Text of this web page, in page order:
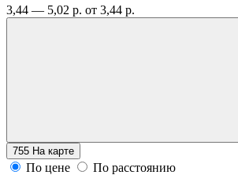
3,44 — 5,02 р. от 3,44 р.
755 На карте
По цене
По расстоянию